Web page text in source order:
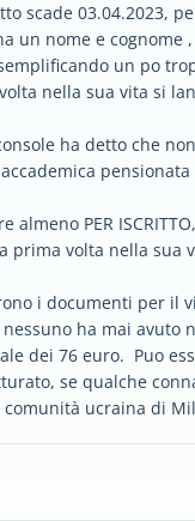
scade 03.04.2023,
un nome e cognome
un po
nella sua vita si
ha detto che
almeno PER
prima volta nella
i documenti per il
ha mai
dei 76 euro. Puo
se qualche
ucraina di